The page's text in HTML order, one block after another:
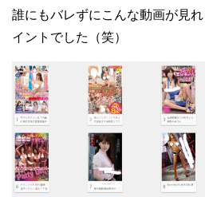
誰にもバレずにこんな動画が見
イントでした（笑）